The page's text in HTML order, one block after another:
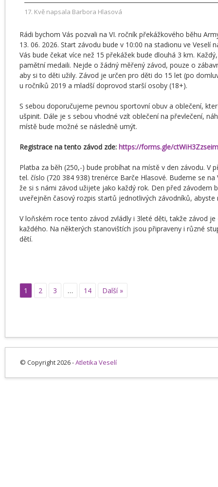
17. Kvě napsala Barbora Hlasová
Rádi bychom Vás pozvali na VI. ročník překážkového běhu
13. 06. 2026. Start závodu bude v 10:00 na stadionu ve Veselí
Vás bude čekat více než 15 překážek bude dlouhá 3 km.
pamětní medaili. Nejde o žádný měřený závod, pouze o
aby si to děti užily. Závod je určen pro děti do 15 let (po
u ročníků 2019 a mladší doprovod starší osoby (18+).
S sebou doporučujeme pevnou sportovní obuv a oblečení,
ušpinit. Dále je s sebou vhodné vzít oblečení na převlečení,
místě bude možné se následně umýt.
Registrace na tento závod zde: https://forms.gle/
Platba za běh (250,-) bude probíhat na místě v den závodu. V
tel. číslo (720 384 938) trenérce Barče Hlasové. Budeme se
že si s námi závod užijete jako každý rok. Den před závodem
uveřejněn časový rozpis startů jednotlivých závodníků, abyste
V loňském roce tento závod zvládly i 3leté děti, takže závod
každého. Na některých stanovištích jsou připraveny i různé
dětí.
1 2 3 … 14 Další »
© Copyright 2026 -Atletika Veselí